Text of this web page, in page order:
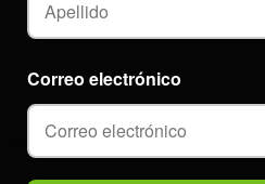
Correo electrónico